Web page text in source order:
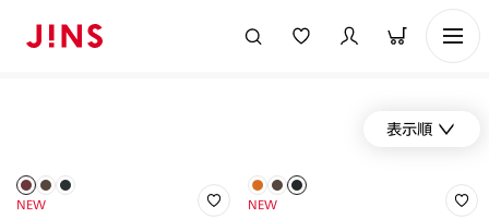
表示順
NEW NEW